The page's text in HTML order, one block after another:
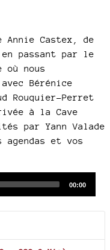
Annie Castex, de
passant par le
où nous
Bérénice
Rouquier-Perret
à la Cave
par Yann Valade
agendas et vos
Total
00:00